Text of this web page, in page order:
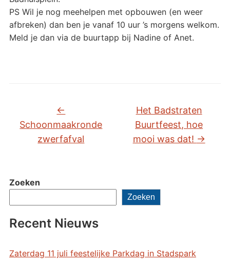
Zoeken
Zoeken
Recent Nieuws
Zaterdag 11 juli feestelijke Parkdag in Stadspark
PS Wil je nog meehelpen met opbouwen (en weer
afbreken) dan ben je vanaf 10 uur ’s morgens welkom.
Meld je dan via de buurtapp bij Nadine of Anet.
←
Schoonmaakronde
zwerfafval
Het Badstraten
Buurtfeest, hoe
mooi was dat! →